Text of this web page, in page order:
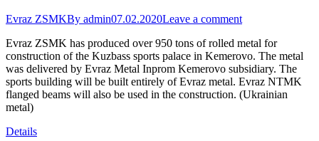
Evraz ZSMKBy admin07.02.2020Leave a comment
Evraz ZSMK has produced over 950 tons of rolled metal for
construction of the Kuzbass sports palace in Kemerovo. The metal
was delivered by Evraz Metal Inprom Kemerovo subsidiary. The
sports building will be built entirely of Evraz metal. Evraz NTMK
flanged beams will also be used in the construction. (Ukrainian
metal)
Details